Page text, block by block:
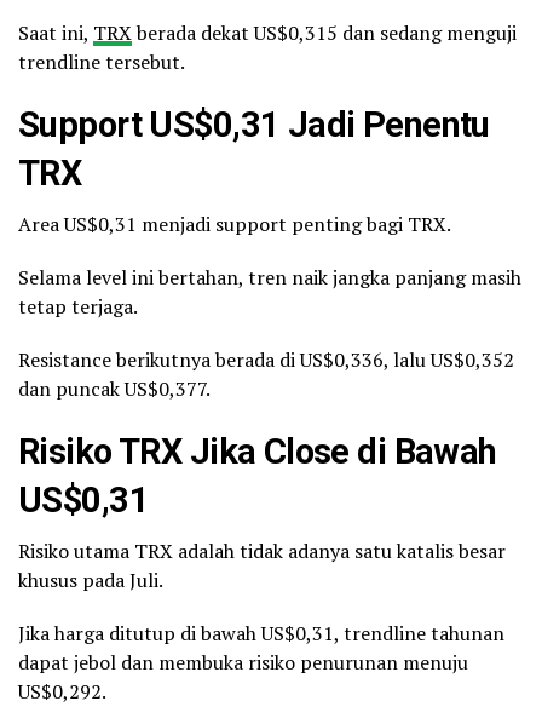
Saat ini, TRXberada dekat US$0,315 dan sedang menguji
trendline tersebut.
Support US$0,31 Jadi Penentu
TRX
Area US$0,31 menjadi support penting bagi TRX.
Selama level ini bertahan, tren naik jangka panjang masih
tetap terjaga.
Resistance berikutnya berada di US$0,336, lalu US$0,352
dan puncak US$0,377.
Risiko TRX Jika Close di Bawah
US$0,31
Risiko utama TRX adalah tidak adanya satu katalis besar
khusus pada Juli.
Jika harga ditutup di bawah US$0,31, trendline tahunan
dapat jebol dan membuka risiko penurunan menuju
US$0,292.